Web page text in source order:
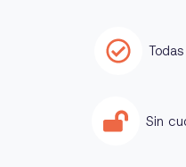
Sin